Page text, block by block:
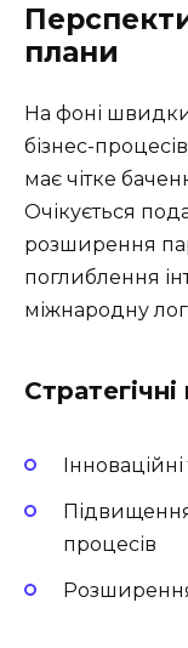
плани
На фоні швидких
бізнес-
має чітке
Очікується
розширення
поглиблення
міжнародну
Підвищення
процесів